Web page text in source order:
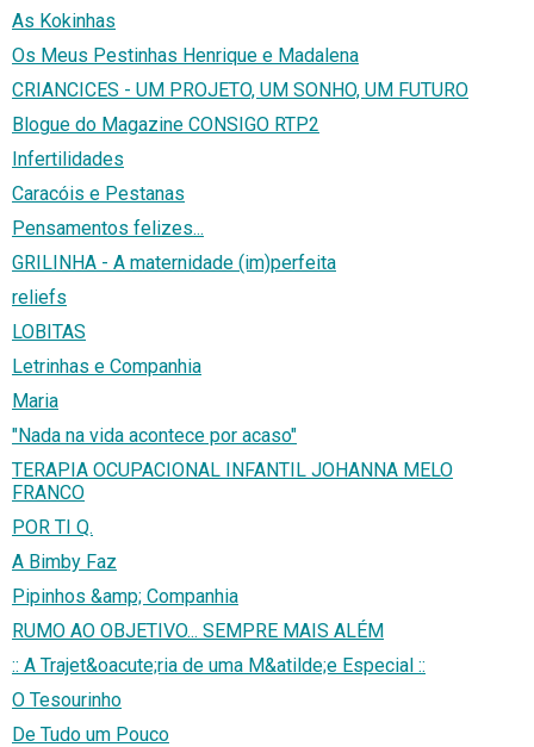
As Kokinhas
Os Meus Pestinhas Henrique e Madalena
CRIANCICES - UM PROJETO, UM SONHO, UM FUTURO
Blogue do Magazine CONSIGO RTP2
Infertilidades
Caracóis e Pestanas
Pensamentos felizes...
GRILINHA - A maternidade (im)perfeita
reliefs
LOBITAS
Letrinhas e Companhia
Maria
"Nada na vida acontece por acaso"
TERAPIA OCUPACIONAL INFANTIL JOHANNA MELO
FRANCO
POR TI Q.
A Bimby Faz
Pipinhos &amp; Companhia
RUMO AO OBJETIVO... SEMPRE MAIS ALÉM
:: A Trajet&oacute;ria de uma M&atilde;e Especial ::
O Tesourinho
De Tudo um Pouco